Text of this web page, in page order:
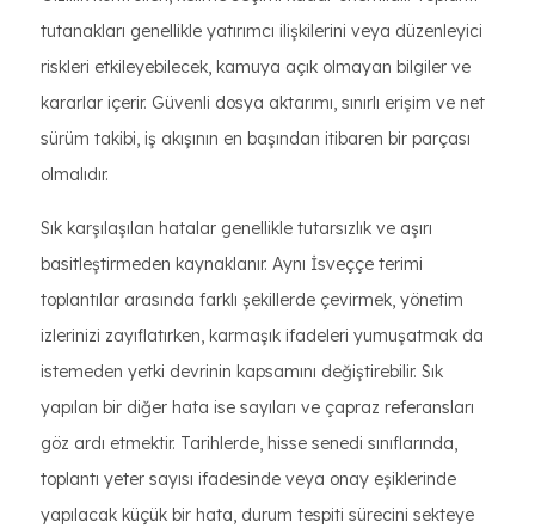
tutanakları genellikle yatırımcı ilişkilerini veya düzenleyici
riskleri etkileyebilecek, kamuya açık olmayan bilgiler ve
kararlar içerir. Güvenli dosya aktarımı, sınırlı erişim ve net
sürüm takibi, iş akışının en başından itibaren bir parçası
olmalıdır.
Sık karşılaşılan hatalar genellikle tutarsızlık ve aşırı
basitleştirmeden kaynaklanır. Aynı İsveççe terimi
toplantılar arasında farklı şekillerde çevirmek, yönetim
izlerinizi zayıflatırken, karmaşık ifadeleri yumuşatmak da
istemeden yetki devrinin kapsamını değiştirebilir. Sık
yapılan bir diğer hata ise sayıları ve çapraz referansları
göz ardı etmektir. Tarihlerde, hisse senedi sınıflarında,
toplantı yeter sayısı ifadesinde veya onay eşiklerinde
yapılacak küçük bir hata, durum tespiti sürecini sekteye